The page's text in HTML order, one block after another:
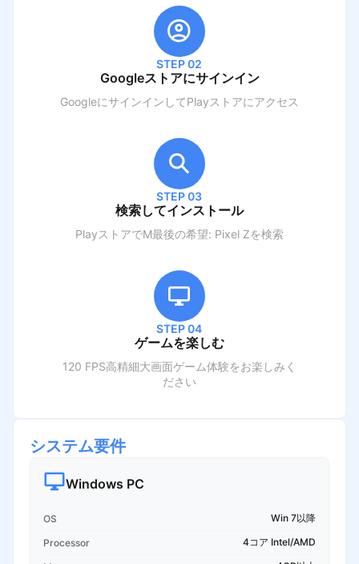
STEP 02
Googleストアにサインイン
GoogleにサインインしてPlayストアにアクセス
STEP 03
検索してインストール
PlayストアでM最後の希望: Pixel Zを検索
STEP 04
ゲームを楽しむ
120 FPS高精細大画面ゲーム体験をお楽しみく
ださい
システム要件
Windows PC
OS Win 7以降
Processor 4コア Intel/AMD